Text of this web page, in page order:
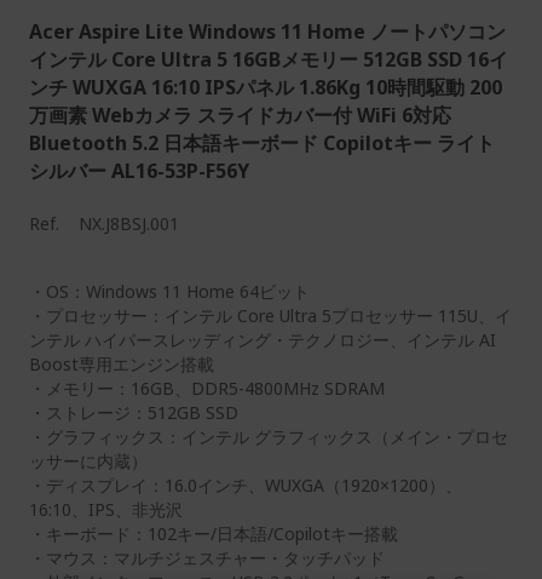
Acer Aspire Lite Windows 11 Home ノートパソコン
インテル Core Ultra 5 16GBメモリー 512GB SSD 16イ
ンチ WUXGA 16:10 IPSパネル 1.86Kg 10時間駆動 200
万画素 Webカメラ スライドカバー付 WiFi 6対応
Bluetooth 5.2 日本語キーボード Copilotキー ライト
シルバー AL16-53P-F56Y
Ref. NX.J8BSJ.001
・OS：Windows 11 Home 64ビット
・プロセッサー：インテル Core Ultra 5プロセッサー 115U、イ
ンテル ハイパースレッディング・テクノロジー、インテル AI
Boost専用エンジン搭載
・メモリー：16GB、DDR5-4800MHz SDRAM
・ストレージ：512GB SSD
・グラフィックス：インテル グラフィックス（メイン・プロセ
ッサーに内蔵）
・ディスプレイ：16.0インチ、WUXGA（1920×1200）、
16:10、IPS、非光沢
・キーボード：102キー/日本語/Copilotキー搭載
・マウス：マルチジェスチャー・タッチパッド